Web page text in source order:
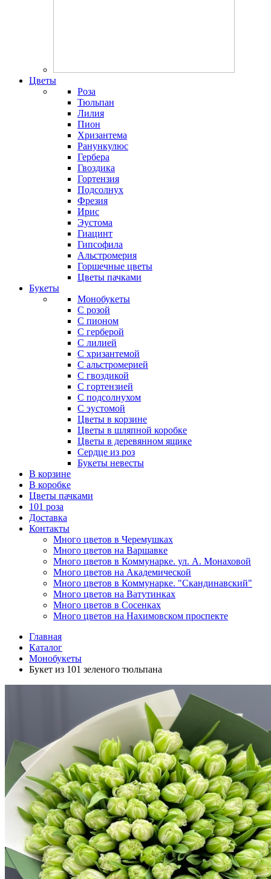
Цветы
Роза
Тюльпан
Лилия
Пион
Хризантема
Ранункулюс
Гербера
Гвоздика
Гортензия
Подсолнух
Фрезия
Ирис
Эустома
Гиацинт
Гипсофила
Альстромерия
Горшечные цветы
Цветы пачками
Букеты
Монобукеты
С розой
С пионом
С герберой
С лилией
С хризантемой
С альстромерией
С гвоздикой
С гортензией
С подсолнухом
С эустомой
Цветы в корзине
Цветы в шляпной коробке
Цветы в деревянном ящике
Сердце из роз
Букеты невесты
В корзине
В коробке
Цветы пачками
101 роза
Доставка
Контакты
Много цветов в Черемушках
Много цветов на Варшавке
Много цветов в Коммунарке. ул. А. Монаховой
Много цветов на Академической
Много цветов в Коммунарке. "Скандинавский"
Много цветов на Ватутинках
Много цветов в Сосенках
Много цветов на Нахимовском проспекте
Главная
Каталог
Монобукеты
Букет из 101 зеленого тюльпана